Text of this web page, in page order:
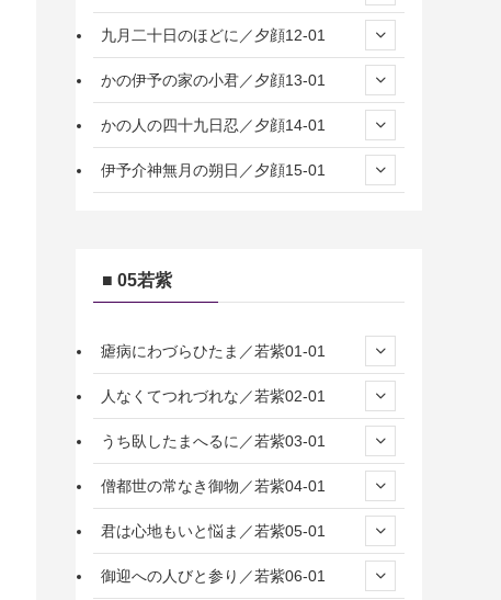
九月二十日のほどに／夕顔12-01
かの伊予の家の小君／夕顔13-01
かの人の四十九日忍／夕顔14-01
伊予介神無月の朔日／夕顔15-01
■ 05若紫
瘧病にわづらひたま／若紫01-01
人なくてつれづれな／若紫02-01
うち臥したまへるに／若紫03-01
僧都世の常なき御物／若紫04-01
君は心地もいと悩ま／若紫05-01
御迎への人びと参り／若紫06-01